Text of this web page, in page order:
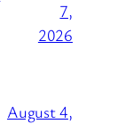
7,
2026
August 4,